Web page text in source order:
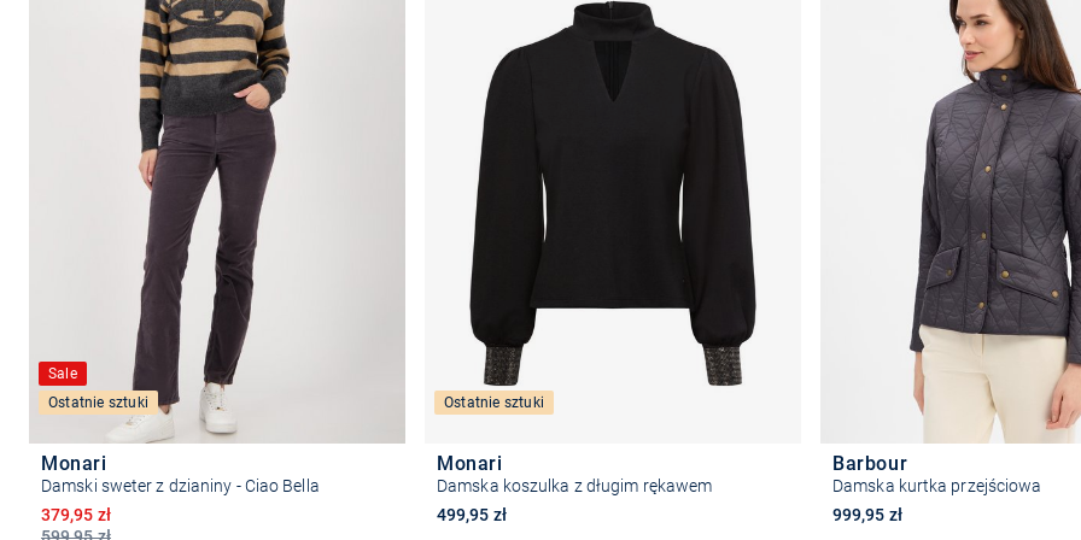
Sale
Ostatnie sztuki
Monari
Damski sweter z dzianiny - Ciao Bella
Obniżona cena
379,95 zł
Ostatnie sztuki
Monari
Damska koszulka z długim rękawem
499,95 zł
Barbour
Damska kurtka przejściowa
999,95 zł